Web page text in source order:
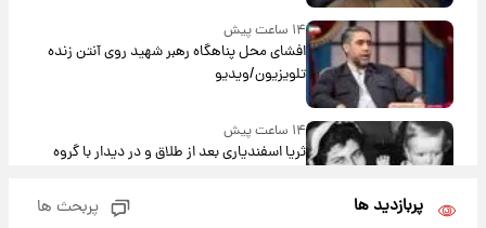
۱۴ ساعت پیش
افشای محل پناهگاه‌ رهبر شهید روی آنتن زنده
تلویزیون/ویدیو
۱۴ ساعت پیش
ثریا اسفندیاری بعد از طلاق و در دیدار با گروه
پربازدید ها پربحث ها